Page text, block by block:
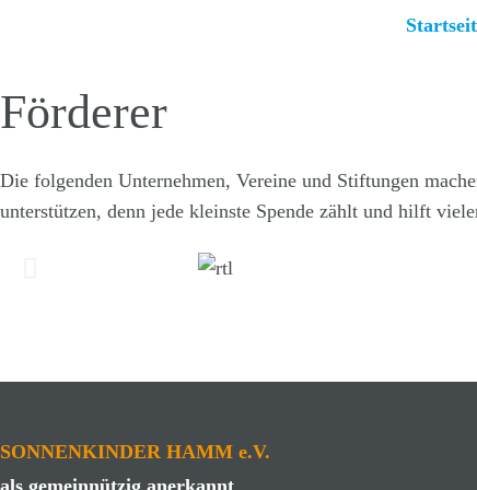
Förderer
Die folgenden Unternehmen, Vereine und Stiftungen
unterstützen, denn jede kleinste Spende zählt und hilft
SONNENKINDER HAMM e.V.
als gemeinnützig anerkannt